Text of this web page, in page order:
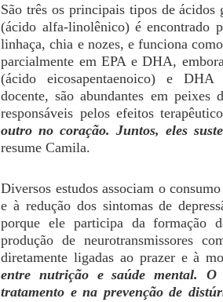
São três os principais tipos de
(ácido alfa-linolênico) é encontrado
linhaça, chia e nozes, e funciona
parcialmente em EPA e DHA,
(ácido eicosapentaenoico) e DHA
docente, são abundantes em peixes
responsáveis pelos efeitos
outro no coração. Juntos, eles
resume Camila.
Diversos estudos associam o
e à redução dos sintomas de
porque ele participa da formação
produção de neurotransmissores
diretamente ligadas ao prazer e à
entre nutrição e saúde mental.
tratamento e na prevenção de